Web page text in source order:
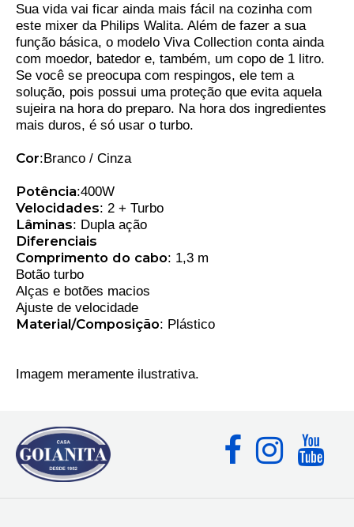
Sua vida vai ficar ainda mais fácil na cozinha com
este mixer da Philips Walita. Além de fazer a sua
função básica, o modelo Viva Collection conta ainda
com moedor, batedor e, também, um copo de 1 litro.
Se você se preocupa com respingos, ele tem a
solução, pois possui uma proteção que evita aquela
sujeira na hora do preparo. Na hora dos ingredientes
mais duros, é só usar o turbo.
Cor:Branco / Cinza
Potência:400W
Velocidades: 2 + Turbo
Lâminas: Dupla ação
Diferenciais
Comprimento do cabo: 1,3 m
Botão turbo
Alças e botões macios
Ajuste de velocidade
Material/Composição: Plástico
Imagem meramente ilustrativa.